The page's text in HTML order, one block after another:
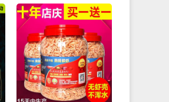
食物麻雀鸟食小鹦鹉鸽子
颗粒201-鸽饲料(蕴橙汇家
居专营店仅售19.4元)